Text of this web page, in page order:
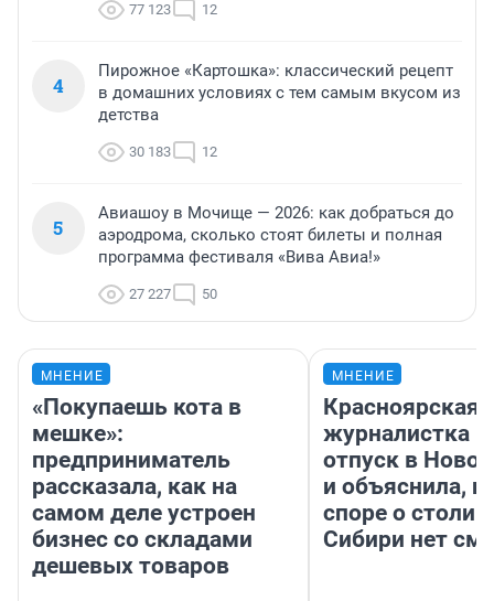
77 123 12
4
Пирожное «Картошка»: классический рецепт
в домашних условиях с тем самым вкусом из
детства
30 183 12
5
Авиашоу в Мочище — 2026: как добраться до
аэродрома, сколько стоят билеты и полная
программа фестиваля «Вива Авиа!»
27 227 50
МНЕНИЕ
«Покупаешь кота в
мешке»:
предприниматель
рассказала, как на
самом деле устроен
бизнес со складами
дешевых товаров
МНЕНИЕ
Красноярская
журналистка
отпуск в
и объяснила,
споре о
Сибири нет